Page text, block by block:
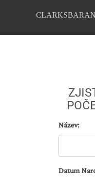
Název:
Datum